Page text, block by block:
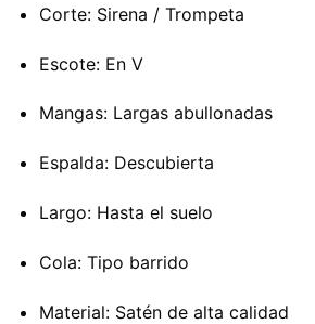
Corte: Sirena / Trompeta
Escote: En V
Mangas: Largas abullonadas
Espalda: Descubierta
Largo: Hasta el suelo
Cola: Tipo barrido
Material: Satén de alta calidad